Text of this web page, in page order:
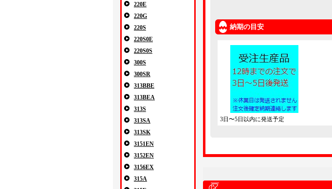
220E
220G
220S
220S0E
220S0S
300S
300SR
313BBE
313BEA
313S
313SA
313SK
3151EN
3152EN
3156EX
315A
納期の目安
3日〜5日以内に発送予定